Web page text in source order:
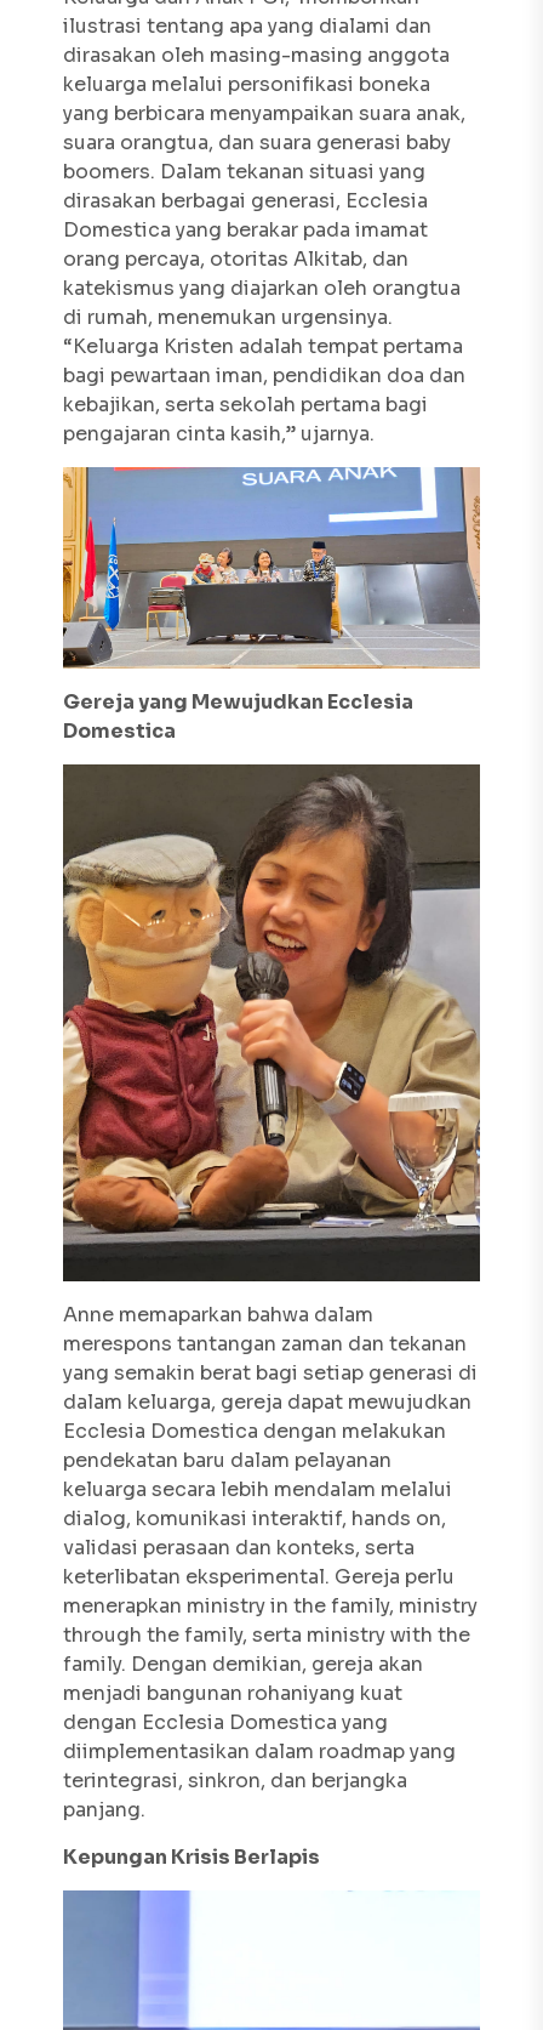
ilustrasi tentang apa yang dialami dan
dirasakan oleh masing-masing anggota
keluarga melalui personifikasi boneka
yang berbicara menyampaikan suara anak,
suara orangtua, dan suara generasi baby
boomers. Dalam tekanan situasi yang
dirasakan berbagai generasi, Ecclesia
Domestica yang berakar pada imamat
orang percaya, otoritas Alkitab, dan
katekismus yang diajarkan oleh orangtua
di rumah, menemukan urgensinya.
“Keluarga Kristen adalah tempat pertama
bagi pewartaan iman, pendidikan doa dan
kebajikan, serta sekolah pertama bagi
pengajaran cinta kasih,” ujarnya.
Gereja yang Mewujudkan Ecclesia
Domestica
Anne memaparkan bahwa dalam
merespons tantangan zaman dan tekanan
yang semakin berat bagi setiap generasi di
dalam keluarga, gereja dapat mewujudkan
Ecclesia Domestica dengan melakukan
pendekatan baru dalam pelayanan
keluarga secara lebih mendalam melalui
dialog, komunikasi interaktif, hands on,
validasi perasaan dan konteks, serta
keterlibatan eksperimental. Gereja perlu
menerapkan ministry in the family, ministry
through the family, serta ministry with the
family. Dengan demikian, gereja akan
menjadi bangunan rohaniyang kuat
dengan Ecclesia Domestica yang
diimplementasikan dalam roadmapyang
terintegrasi, sinkron, dan berjangka
panjang.
Kepungan Krisis Berlapis